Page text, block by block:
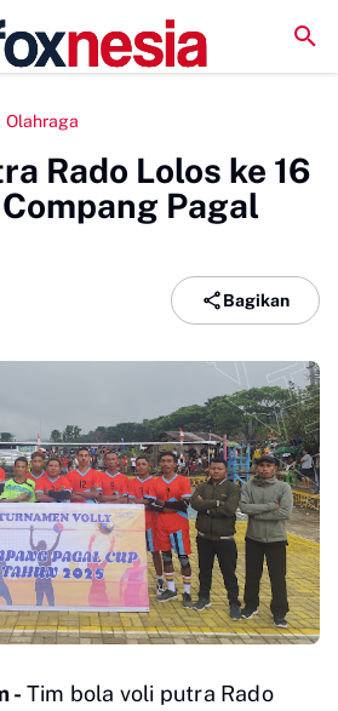
DPRD Morowali Bahas Penanganan
Olahraga
Rado Lolos ke 16
Pagal
Bagikan
- Tim bola voli putra Rado